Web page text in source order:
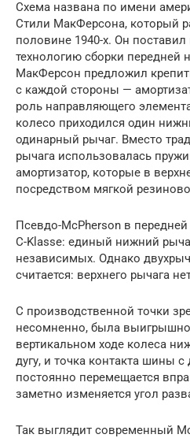
Схема названа по имени
Стили МакФерсона, который
половине 1940-х. Он
технологию сборки передней
МакФер­сон предложил
с каждой стороны —
роль направляющего
колесо приходился один
одинарный рычаг. Вместо
рычага использовалась
амортизатор, которые в
посредством мягкой
Псевдо-McPherson в
C-Klas­se: единый нижний
независимых. Однако
считается: верхнего рычага
С производственной точки
несомненно, была
вертикальном ходе колеса
дугу, и точка контакта шины
постоянно перемещается
заметно изменяется угол
Так выглядит современный